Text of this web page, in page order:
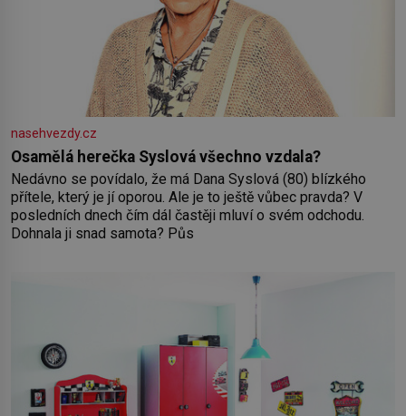
nasehvezdy.cz
Osamělá herečka Syslová všechno vzdala?
Nedávno se povídalo, že má Dana Syslová (80) blízkého
přítele, který je jí oporou. Ale je to ještě vůbec pravda? V
posledních dnech čím dál častěji mluví o svém odchodu.
Dohnala ji snad samota? Půs